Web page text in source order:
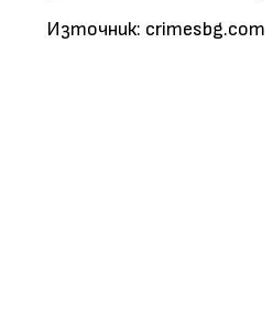
Източник: crimesbg.com